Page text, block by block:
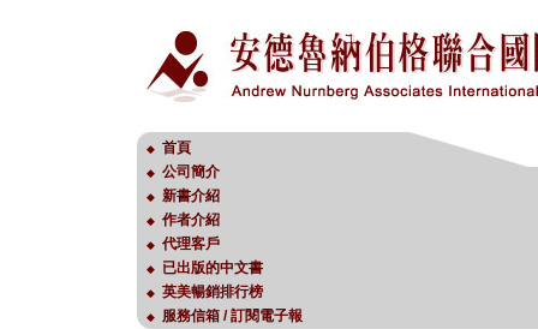
◆ 首頁
◆ 公司簡介
◆ 新書介紹
◆ 作者介紹
◆ 代理客戶
◆ 已出版的中文書
◆ 英美暢銷排行榜
◆ 服務信箱 / 訂閱電子報